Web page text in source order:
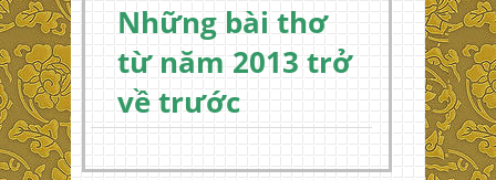
Những bài thơ
từ năm 2013 trở
về trước